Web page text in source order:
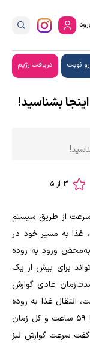
نوبت دریافت رژیم
بشناسید!
از طریق سیستم
و طی ۶ الی ۸ ساعت، غذا به مسیر خود در
ورود به روده
برای بیش از یک
عادی گوارش
صورت است: تخلیه معده ۲ تا ۵ ساعت، انتقال غذا به روده
کوچک ۲ تا ۶ ساعت، انتقال به روده بزرگ ۱۰ تا ۵۹ ساعت و کل زمان
البته باید گفت سرعت گوارش نیز